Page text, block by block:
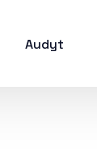
Audyt